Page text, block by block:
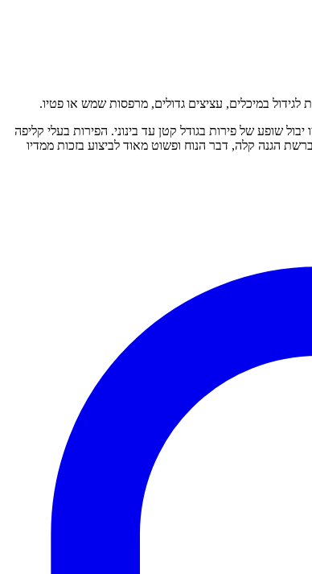
במיכלים, עציצים גדולים, מרפסות שמש או פטיו.
שופע של פירות בגודל קטן עד בינוני. הפירות בעלי קליפה
הגנה קלה, דבר הנוח ופשוט מאוד לביצוע בזכות ממדיו